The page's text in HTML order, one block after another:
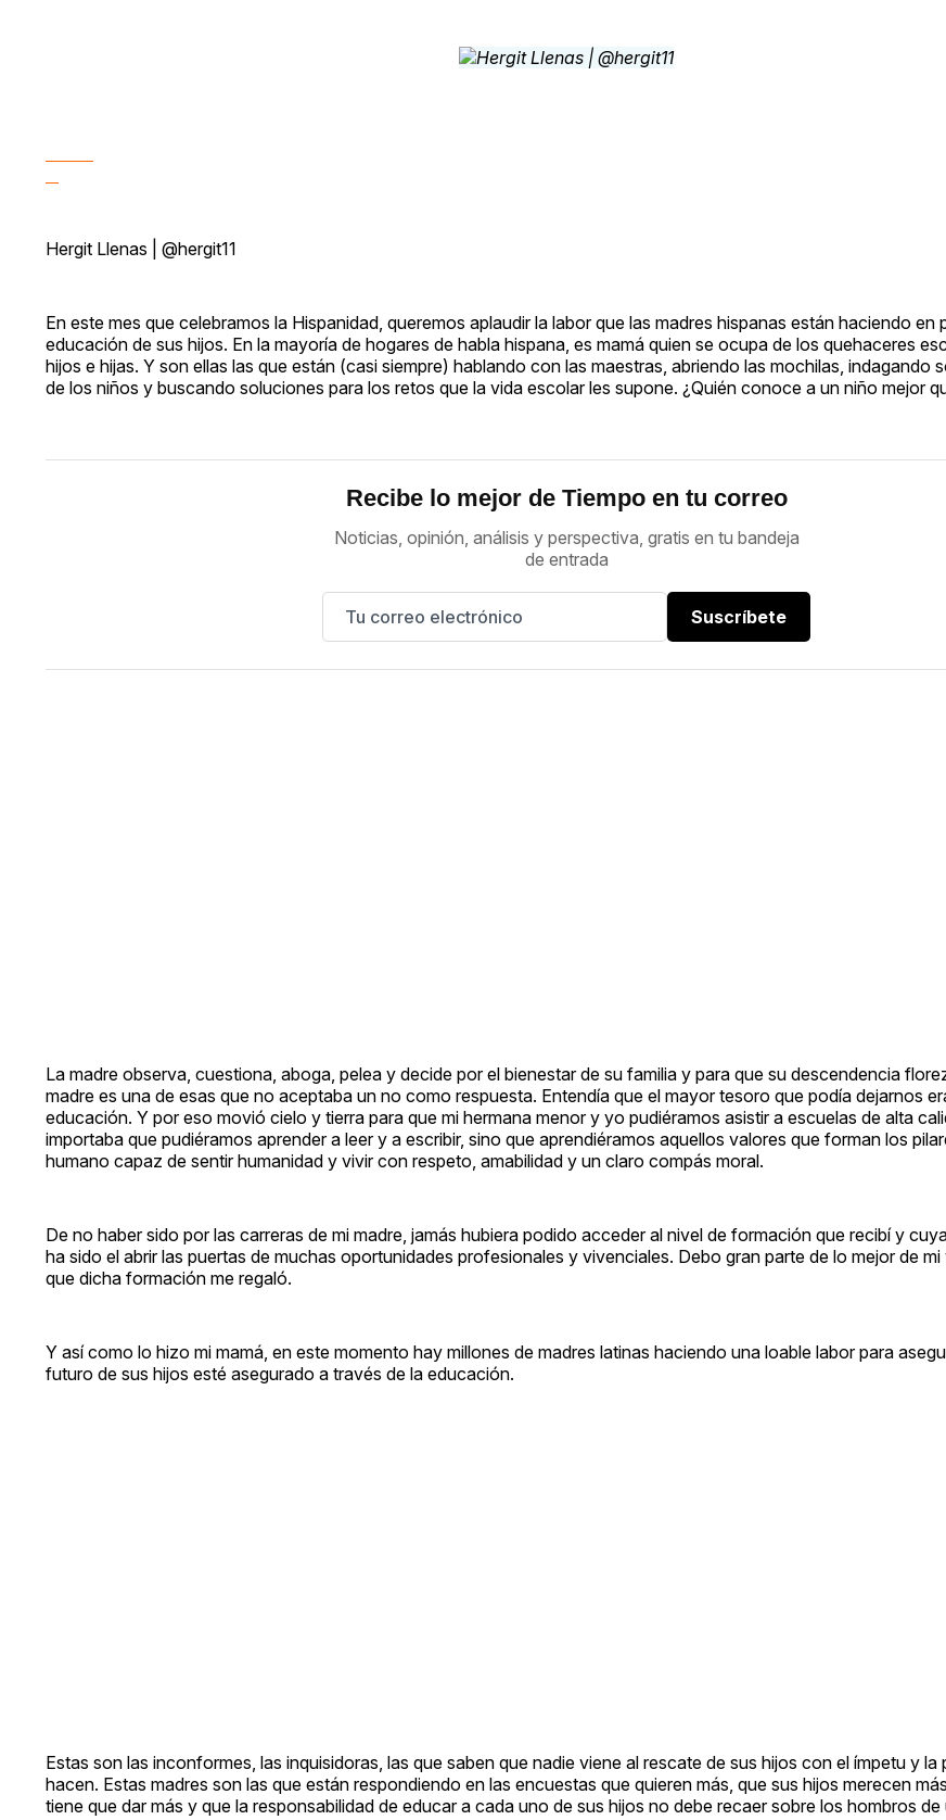
Hergit Llenas | @hergit11
En este mes que celebramos la Hispanidad, queremos aplaudir la labor que las madres hispanas están haciendo en
educación de sus hijos. En la mayoría de hogares de habla hispana, es mamá quien se ocupa de los quehaceres
hijos e hijas. Y son ellas las que están (casi siempre) hablando con las maestras, abriendo las mochilas, indagando
de los niños y buscando soluciones para los retos que la vida escolar les supone. ¿Quién conoce a un niño mejor
Recibe lo mejor de Tiempo en tu correo
Noticias, opinión, análisis y perspectiva, gratis en tu bandeja
de entrada
Suscríbete
La madre observa, cuestiona, aboga, pelea y decide por el bienestar de su familia y para que su descendencia
madre es una de esas que no aceptaba un no como respuesta. Entendía que el mayor tesoro que podía dejarnos
educación. Y por eso movió cielo y tierra para que mi hermana menor y yo pudiéramos asistir a escuelas de alta
importaba que pudiéramos aprender a leer y a escribir, sino que aprendiéramos aquellos valores que forman los
humano capaz de sentir humanidad y vivir con respeto, amabilidad y un claro compás moral.
De no haber sido por las carreras de mi madre, jamás hubiera podido acceder al nivel de formación que recibí y
ha sido el abrir las puertas de muchas oportunidades profesionales y vivenciales. Debo gran parte de lo mejor de mi
que dicha formación me regaló.
Y así como lo hizo mi mamá, en este momento hay millones de madres latinas haciendo una loable labor para
futuro de sus hijos esté asegurado a través de la educación.
Estas son las inconformes, las inquisidoras, las que saben que nadie viene al rescate de sus hijos con el ímpetu y la
hacen. Estas madres son las que están respondiendo en las encuestas que quieren más, que sus hijos merecen
tiene que dar más y que la responsabilidad de educar a cada uno de sus hijos no debe recaer sobre los hombros de